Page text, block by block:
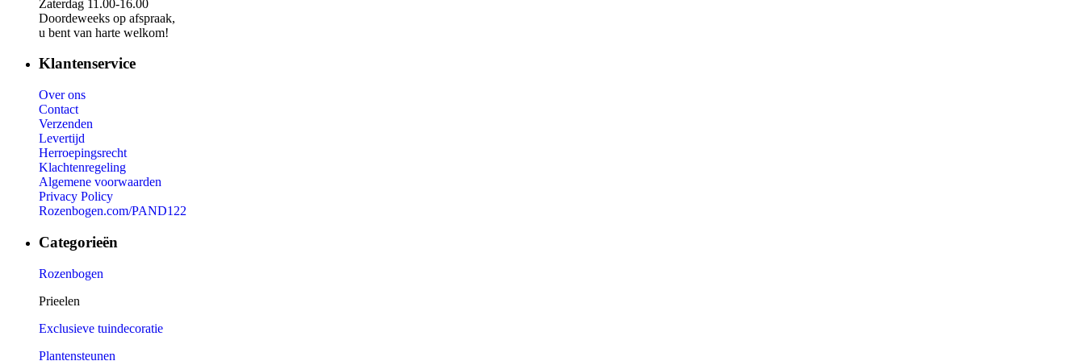
Zaterdag 11.00-16.00
Doordeweeks op afspraak,
u bent van harte welkom!
Klantenservice
Over ons
Contact
Verzenden
Levertijd
Herroepingsrecht
Klachtenregeling
Algemene voorwaarden
Privacy Policy
Rozenbogen.com/PAND122
Categorieën
Rozenbogen
Prieelen
Exclusieve tuindecoratie
Plantensteunen